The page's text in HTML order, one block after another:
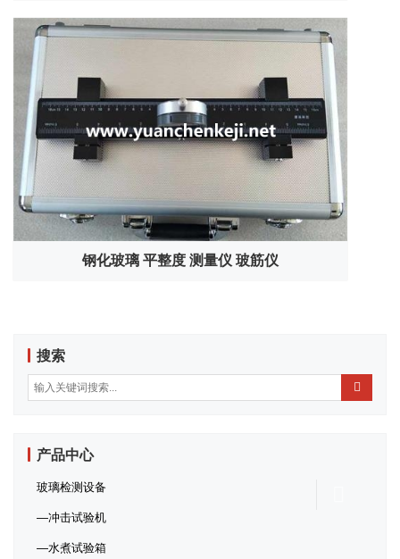
钢化玻璃 平整度 测量仪 玻筋仪
搜索
产品中心
玻璃检测设备
冲击试验机
水煮试验箱